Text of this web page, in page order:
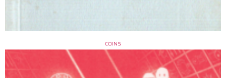
COINS